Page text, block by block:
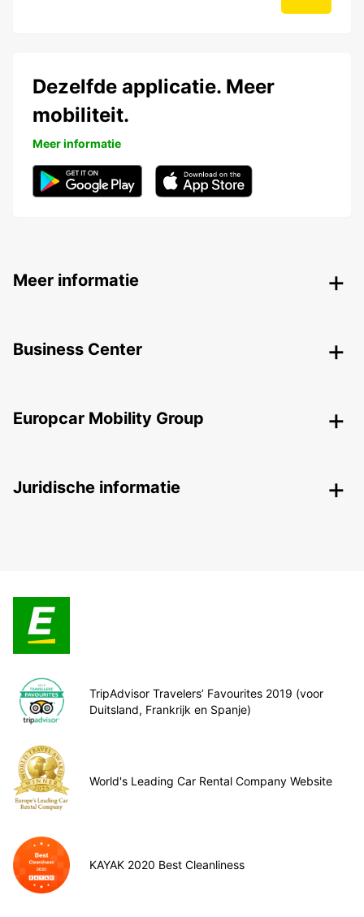
Dezelfde applicatie. Meer
mobiliteit.
Meer informatie
Meer informatie
Business Center
Europcar Mobility Group
Juridische informatie
TripAdvisor Travelers’ Favourites 2019 (voor
Duitsland, Frankrijk en Spanje)
World's Leading Car Rental Company Website
KAYAK 2020 Best Cleanliness